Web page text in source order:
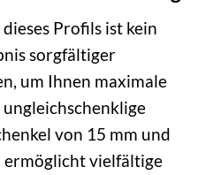
Profils ist kein
sorgfältiger
um Ihnen maximale
von 15 mm und
ermöglicht vielfältige